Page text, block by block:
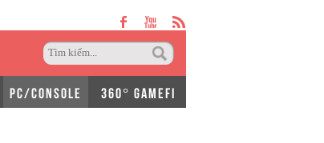
PC/CONSOLE 360° GAMEFI